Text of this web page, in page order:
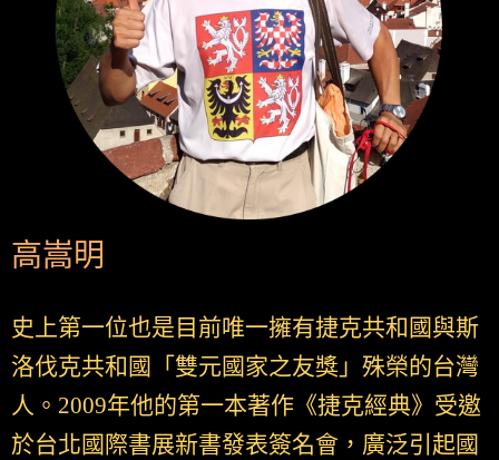
高嵩明
史上第一位也是目前唯一擁有捷克共和國與斯
洛伐克共和國「雙元國家之友獎」殊榮的台灣
人。2009年他的第一本著作《捷克經典》受邀
於台北國際書展新書發表簽名會，廣泛引起國